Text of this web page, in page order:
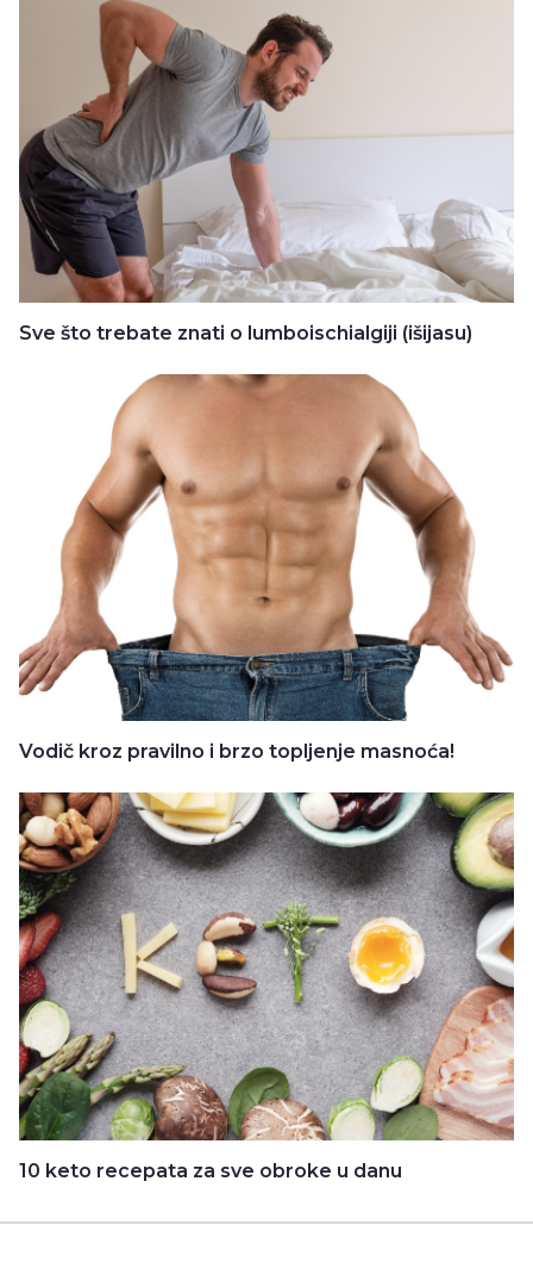
Sve što trebate znati o lumboischialgiji (išijasu)
Vodič kroz pravilno i brzo topljenje masnoća!
10 keto recepata za sve obroke u danu